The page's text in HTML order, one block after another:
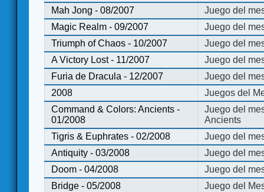
Mah Jong - 08/2007
Juego del
Magic Realm - 09/2007
Juego del
Triumph of Chaos - 10/2007
Juego del
A Victory Lost - 11/2007
Juego del
Furia de Dracula - 12/2007
Juego del
2008
Juegos del
Command & Colors: Ancients -
01/2008
Juego del
Ancients
Tigris & Euphrates - 02/2008
Juego del
Antiquity - 03/2008
Juego del
Doom - 04/2008
Juego del
Bridge - 05/2008
Juego del